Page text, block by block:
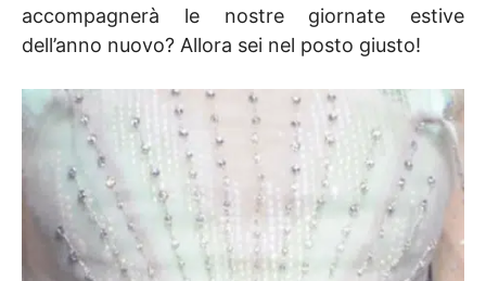
accompagnerà le nostre giornate estive
dell’anno nuovo? Allora sei nel posto giusto!